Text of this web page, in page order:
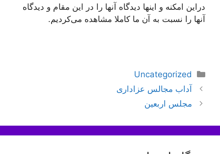
دراین امكنه و اینها دیدگاه آنها را در این مقام و دیدگاه
آنها را نسبت به آن ما كاملا مشاهده می‌كردیم.
دسته‌ها
Uncategorized
ناوبری
نوشته‌ها
آداب مجالس عزاداری
مجلس اربعین